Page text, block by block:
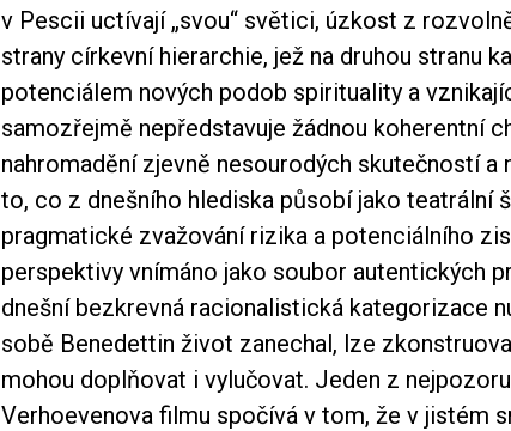
v Pescii uctívají „svou“ světici, úzkost z
strany církevní hierarchie, jež na druhou stranu
potenciálem nových podob spirituality a
samozřejmě nepředstavuje žádnou koherentní
nahromadění zjevně nesourodých skutečností
to, co z dnešního hlediska působí jako teatrální
pragmatické zvažování rizika a potenciálního
perspektivy vnímáno jako soubor autentických
dnešní bezkrevná racionalistická kategorizace
sobě Benedettin život zanechal, lze
mohou doplňovat i vylučovat. Jeden z
Verhoevenova filmu spočívá v tom, že v jistém